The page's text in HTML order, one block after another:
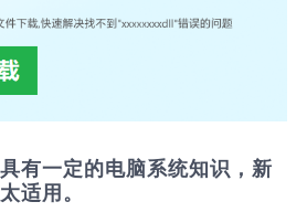
有一定的电脑系统知识，新
适用。